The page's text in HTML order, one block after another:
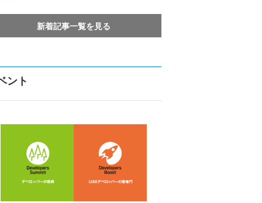
新着記事一覧を見る
ント